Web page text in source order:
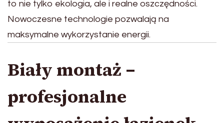
to nie tylko ekologia, ale i realne oszczędności.
Nowoczesne technologie pozwalają na
maksymalne wykorzystanie energii.
Biały montaż –
profesjonalne